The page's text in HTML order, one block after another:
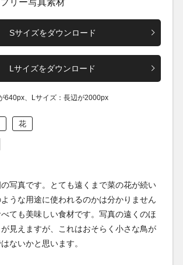
リー写真素材
Sサイズをダウンロード
Lサイズをダウンロード
640px、Lサイズ：長辺が2000px
花
写真です。とても遠くまで菜の花が続い
うな用途に使われるのかは分かりません
ても美味しい食材です。写真の遠くのほ
見えますが、これはおそらく小さな鳥が
ないかと思います。